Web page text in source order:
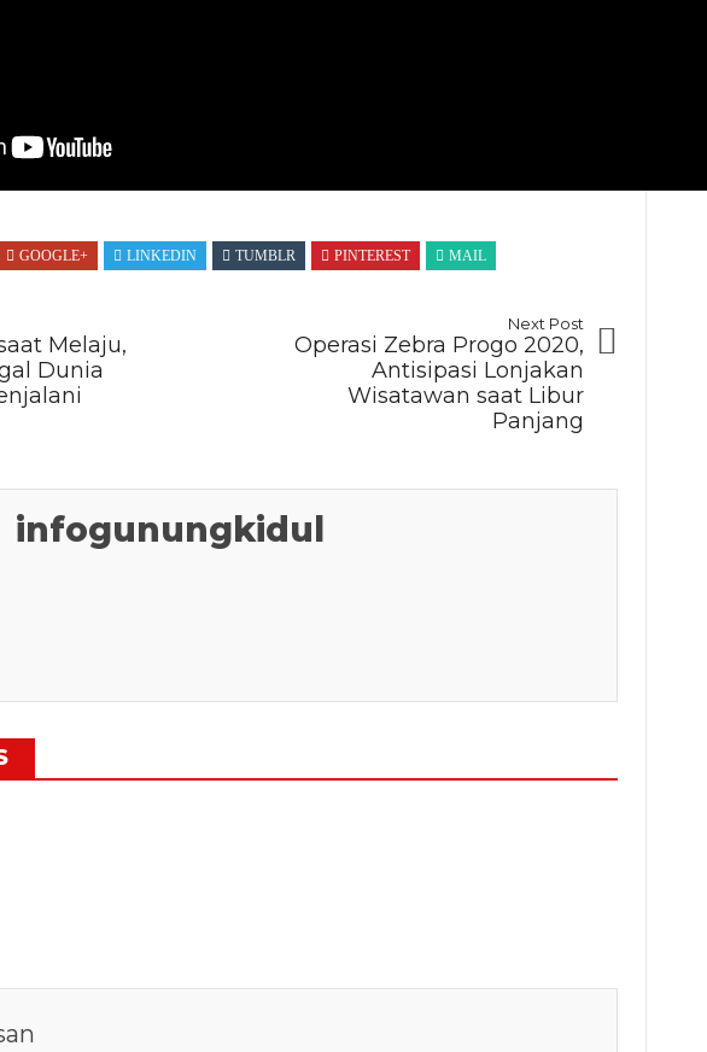
GOOGLE+ LINKEDIN TUMBLR PINTEREST MAIL
Melaju,
Dunia
Next Post
Operasi Zebra Progo 2020,
Antisipasi Lonjakan
Wisatawan saat Libur
Panjang
infogunungkidul